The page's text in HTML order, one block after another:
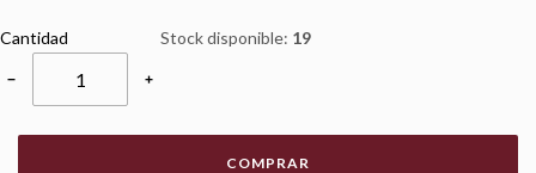
Cantidad
− +
Stock disponible: 19
COMPRAR